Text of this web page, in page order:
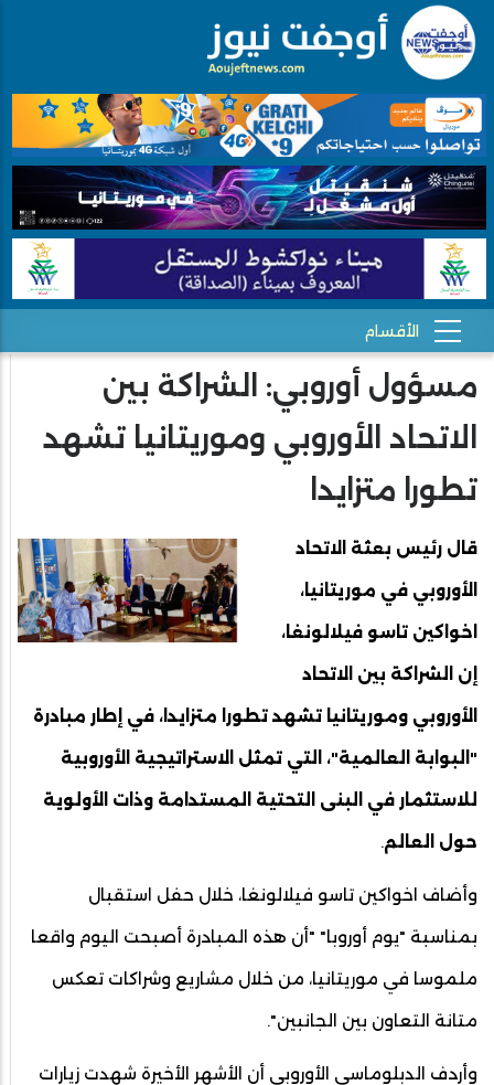
مسؤول أوروبي: الشراكة بين
الاتحاد الأوروبي وموريتانيا تشهد
تطورا متزايدا
قال رئيس بعثة الاتحاد
الأوروبي في موريتانيا،
اخواكين تاسو فيلالونغا،
إن الشراكة بين الاتحاد
الأوروبي وموريتانيا تشهد تطورا متزايدا، في إطار مبادرة
"البوابة العالمية"، التي تمثل الاستراتيجية الأوروبية
للاستثمار في البنى التحتية المستدامة وذات الأولوية
حول العالم.
وأضاف اخواكين تاسو فيلالونغا، خلال حفل استقبال
بمناسبة "يوم أوروبا" "أن هذه المبادرة أصبحت اليوم واقعا
ملموسا في موريتانيا، من خلال مشاريع وشراكات تعكس
متانة التعاون بين الجانبين".
وأردف الدبلوماسي الأوروبي أن الأشهر الأخيرة شهدت زيارات